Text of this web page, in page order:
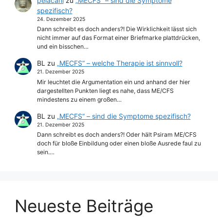
spezifisch?
24. Dezember 2025
Dann schreibt es doch anders?! Die Wirklichkeit lässt sich
nicht immer auf das Format einer Briefmarke plattdrücken,
und ein bisschen…
BL zu „MECFS“ – welche Therapie ist sinnvoll?
21. Dezember 2025
Mir leuchtet die Argumentation ein und anhand der hier
dargestellten Punkten liegt es nahe, dass ME/CFS
mindestens zu einem großen…
BL zu „MECFS“ – sind die Symptome spezifisch?
21. Dezember 2025
Dann schreibt es doch anders?! Oder hält Psiram ME/CFS
doch für bloße Einbildung oder einen bloße Ausrede faul zu
sein.…
Neueste Beiträge